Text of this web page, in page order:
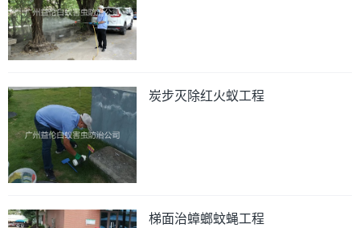
炭步灭除红火蚁工程
梯面治蟑螂蚊蝇工程